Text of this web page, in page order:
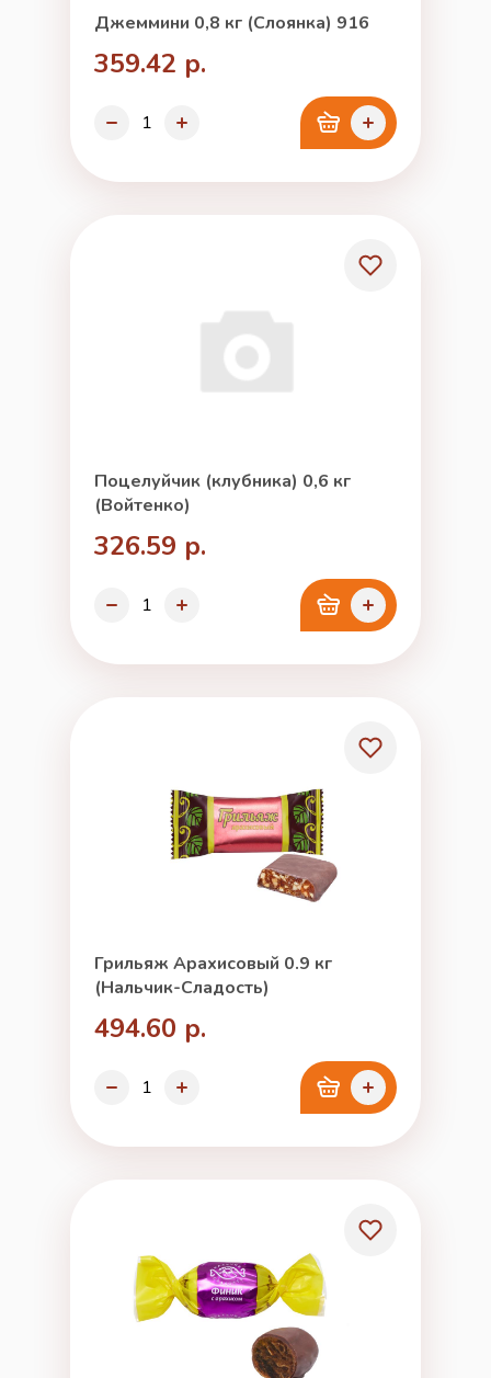
Джеммини 0,8 кг (Слоянка) 916
359.42 р.
Поцелуйчик (клубника) 0,6 кг
(Войтенко)
326.59 р.
Грильяж Арахисовый 0.9 кг
(Нальчик-Сладость)
494.60 р.